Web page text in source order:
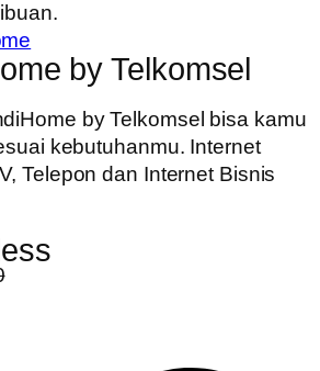
by Telkomsel
by Telkomsel bisa kamu
kebutuhanmu. Internet
Telepon dan Internet Bisnis